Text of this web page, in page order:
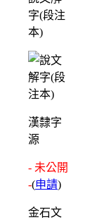
字(段注
本)
漢隸字
源
- 未公開
-(申請)
金石文